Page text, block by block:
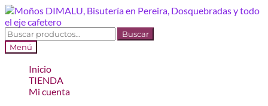
Ir
a
la
navegación
Ir
al
contenido
Buscar
por:
Buscar
Menú
Inicio
TIENDA
Mi cuenta